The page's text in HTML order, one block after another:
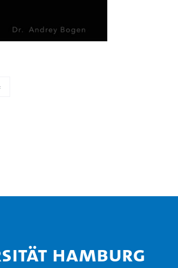
Hamburg